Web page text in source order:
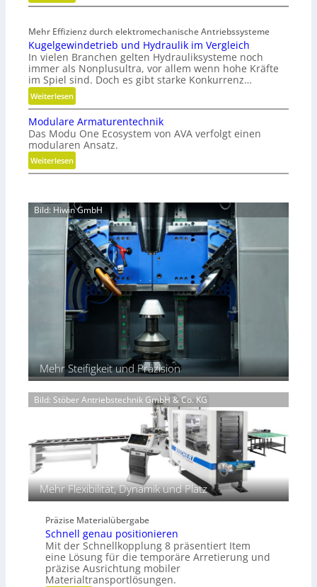
f
a
b
f
ä
l
l
v
e
r
m
d
e
n
G
w
i
r
b
e
l
u
n
d
n
h
t
g
e
s
c
h
l
i
e
n
Mehr Effizienz durch elektromechanische Antriebssysteme
Kugelgewindetrieb und Hydraulik im Vergleich
In vielen Branchen gelten Hydrauliksysteme noch
immer als Nonplusultra, vor allem wenn hohe Kräfte
im Spiel sind. Doch es gibt starke Konkurrenz…
Weiterlesen:
K
u
g
e
l
g
w
i
n
d
e
t
r
e
n
d
H
y
d
u
l
k
i
V
e
r
g
l
Modulare Armaturentechnik
Das Modu One Ecosystem von AVA verfolgt einen
modularen Ansatz.
Weiterlesen:
M
d
u
l
a
r
e
A
m
a
u
e
t
h
n
k
Bild: Hiwin GmbH
Mehr Steifigkeit und Präzision
Bild: Stöber Antriebstechnik GmbH & Co. KG
Mehr Flexibilität, Dynamik und Platz
Präzise Materialübergabe
Schnell genau positionieren
Mit der Schnellkopplung 8 präsentiert Item
eine Lösung für die temporäre Arretierung und
präzise Ausrichtung mobiler
Materialtransportlösungen.